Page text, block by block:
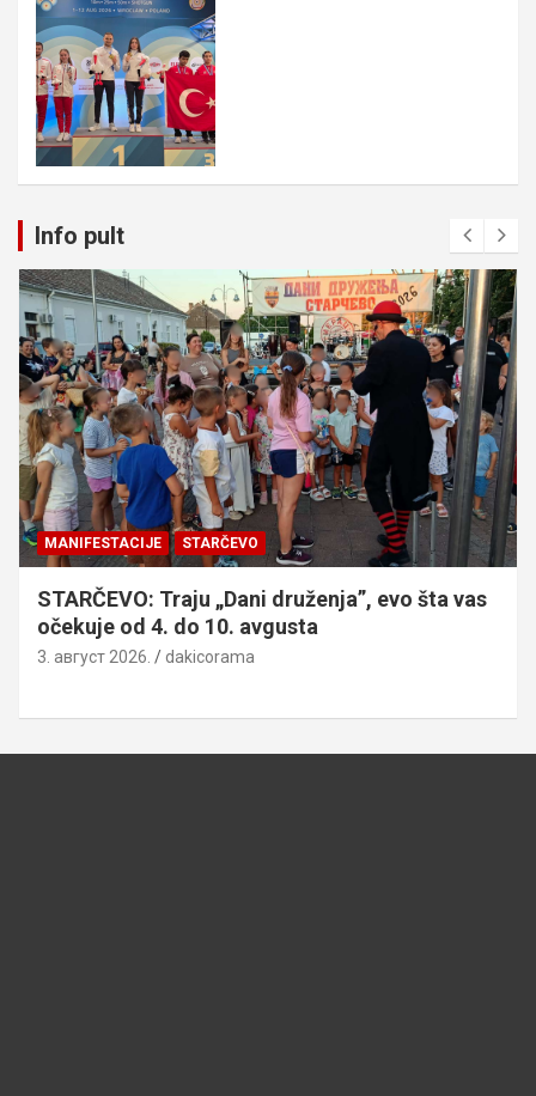
Info pult
MANIFESTACIJE STARČEVO
STARČEVO: Traju „Dani druženja”, evo šta vas
očekuje od 4. do 10. avgusta
3. август 2026. dakicorama